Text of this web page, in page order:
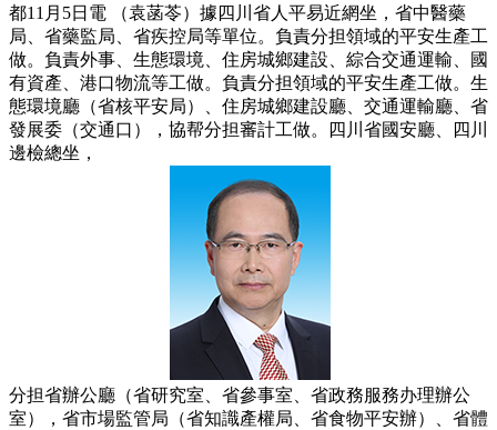
都11月5日電 （袁菡苓）據四川省人平易近網坐，省中醫藥
局、省藥監局、省疾控局等單位。負責分担領域的平安生產工
做。負責外事、生態環境、住房城鄉建設、綜合交通運輸、國
有資產、港口物流等工做。負責分担領域的平安生產工做。生
態環境廳（省核平安局）、住房城鄉建設廳、交通運輸廳、省
發展委（交通口），協帮分担審計工做。四川省國安廳、四川
邊檢總坐，
分担省辦公廳（省研究室、省參事室、省政務服務办理辦公
室），省市場監管局（省知識產權局、省食物平安辦）、省體